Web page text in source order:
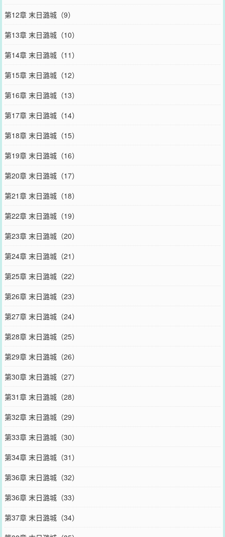
第12章 末日潞城（9）
第13章 末日潞城（10）
第14章 末日潞城（11）
第15章 末日潞城（12）
第16章 末日潞城（13）
第17章 末日潞城（14）
第18章 末日潞城（15）
第19章 末日潞城（16）
第20章 末日潞城（17）
第21章 末日潞城（18）
第22章 末日潞城（19）
第23章 末日潞城（20）
第24章 末日潞城（21）
第25章 末日潞城（22）
第26章 末日潞城（23）
第27章 末日潞城（24）
第28章 末日潞城（25）
第29章 末日潞城（26）
第30章 末日潞城（27）
第31章 末日潞城（28）
第32章 末日潞城（29）
第33章 末日潞城（30）
第34章 末日潞城（31）
第36章 末日潞城（32）
第36章 末日潞城（33）
第37章 末日潞城（34）